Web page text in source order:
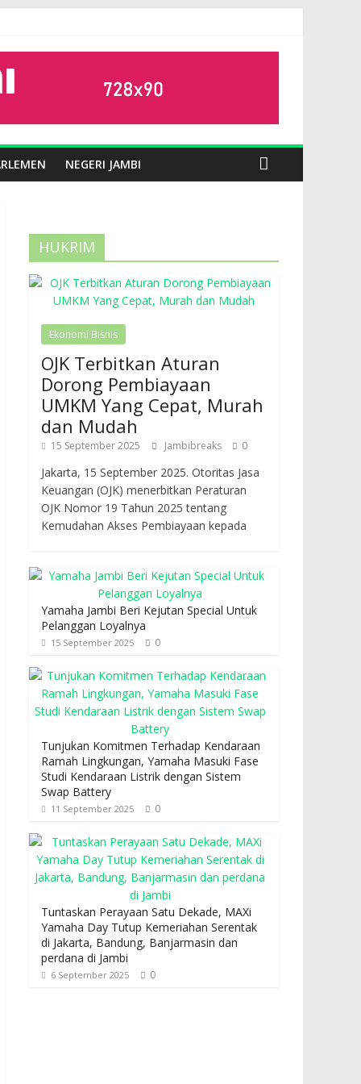
NEGERI JAMBI
HUKRIM
Ekonomi Bisnis
OJK Terbitkan Aturan
Dorong Pembiayaan
UMKM Yang Cepat, Murah
dan Mudah
15 September 2025 Jambibreaks 0
Jakarta, 15 September 2025. Otoritas Jasa
Keuangan (OJK) menerbitkan Peraturan
OJK Nomor 19 Tahun 2025 tentang
Kemudahan Akses Pembiayaan kepada
Yamaha Jambi Beri Kejutan Special Untuk
Pelanggan Loyalnya
15 September 2025 0
Tunjukan Komitmen Terhadap Kendaraan
Ramah Lingkungan, Yamaha Masuki Fase
Studi Kendaraan Listrik dengan Sistem
Swap Battery
11 September 2025 0
Tuntaskan Perayaan Satu Dekade, MAXi
Yamaha Day Tutup Kemeriahan Serentak
di Jakarta, Bandung, Banjarmasin dan
perdana di Jambi
6 September 2025 0